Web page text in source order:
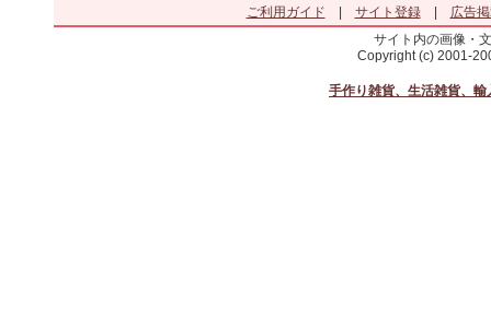
ご利用ガイド サイト登録|
広告
サイト内の画像・
Copyright (c) 2001-
手作り雑貨、生活雑貨、